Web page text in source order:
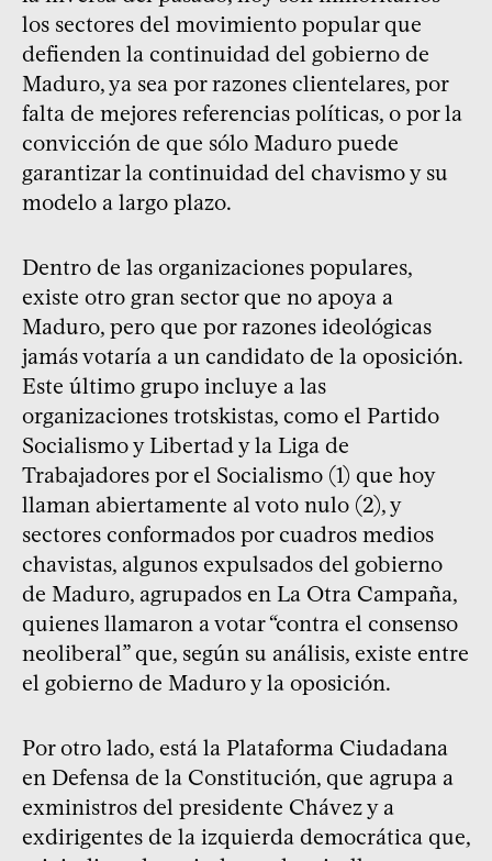
los sectores del movimiento popular que
defienden la continuidad del gobierno de
Maduro, ya sea por razones clientelares, por
falta de mejores referencias políticas, o por la
convicción de que sólo Maduro puede
garantizar la continuidad del chavismo y su
modelo a largo plazo.
Dentro de las organizaciones populares,
existe otro gran sector que no apoya a
Maduro, pero que por razones ideológicas
jamás votaría a un candidato de la oposición.
Este último grupo incluye a las
organizaciones trotskistas, como el Partido
Socialismo y Libertad y la Liga de
Trabajadores por el Socialismo (1) que hoy
llaman abiertamente al voto nulo (2), y
sectores conformados por cuadros medios
chavistas, algunos expulsados del gobierno
de Maduro, agrupados en La Otra Campaña,
quienes llamaron a votar “contra el consenso
neoliberal” que, según su análisis, existe entre
el gobierno de Maduro y la oposición.
Por otro lado, está la Plataforma Ciudadana
en Defensa de la Constitución, que agrupa a
exministros del presidente Chávez y a
exdirigentes de la izquierda democrática que,